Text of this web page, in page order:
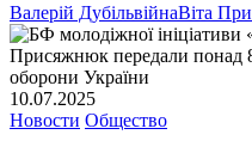
Валерій ДубільвійнаВіта
10.07.2025
Новости Общество